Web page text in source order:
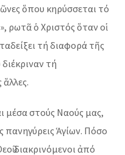
ὅπου κηρύσσεται τό
ρωτᾶ ὁ Χριστός ὅταν οἱ
τή διαφορά τῆς
τή
μέσα στούς Ναούς μας,
πανηγύρεις Ἁγίων. Πόσο
διακρινόμενοι ἀπό